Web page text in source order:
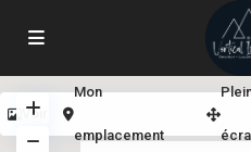
Voir
Mon
emplacement